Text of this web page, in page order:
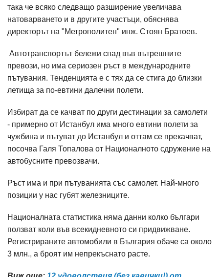
така че всяко следващо разширение увеличава
натоварването и в другите участъци, обяснява
директорът на "Метрополитен" инж. Стоян Братоев.
Автотранспортът бележи спад във вътрешните
превози, но има сериозен ръст в международните
пътувания. Тенденцията е с тях да се стига до близки
летища за по-евтини далечни полети.
Избират да се качват по други дестинации за самолети
- примерно от Истанбул има много евтини полети за
чужбина и пътуват до Истанбул и оттам се прекачват,
посочва Галя Топалова от Националното сдружение на
автобусните превозвачи.
Ръст има и при пътуванията със самолет. Най-много
позиции у нас губят железниците.
Националната статистика няма данни колко българи
ползват коли във всекидневното си придвижване.
Регистрираните автомобили в България обаче са около
3 млн., а броят им непрекъснато расте.